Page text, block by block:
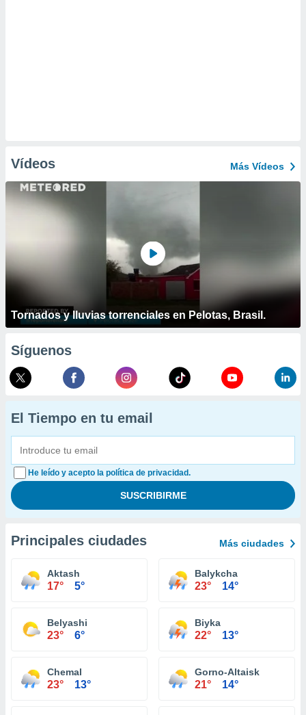
Vídeos Más Vídeos
Tornados y lluvias torrenciales en Pelotas, Brasil.
Síguenos
El Tiempo en tu email
He leído y acepto la política de privacidad.
Principales ciudades Más ciudades
Aktash
17° 5°
Balykcha
23° 14°
Belyashi
23° 6°
Biyka
22° 13°
Chemal
23° 13°
Gorno-Altaisk
21° 14°